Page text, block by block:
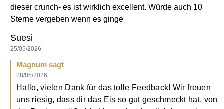
dieser crunch- es ist wirklich excellent. Würde auch 10
Sterne vergeben wenn es ginge
Suesi
25/05/2026
Magnum sagt
28/05/2026
Hallo, vielen Dank für das tolle Feedback! Wir freuen
uns riesig, dass dir das Eis so gut geschmeckt hat, von